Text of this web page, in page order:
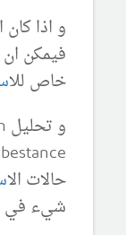
و اذا
فيمكن
خاص لل
حالات ال
شيء في